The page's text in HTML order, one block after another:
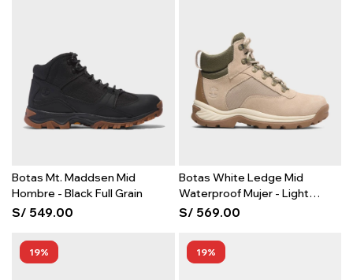
Botas Mt. Maddsen Mid
Hombre - Black Full Grain
S/ 549.00
Botas White Ledge Mid
Waterproof Mujer - Light
Beige Suede
S/ 569.00
19 19